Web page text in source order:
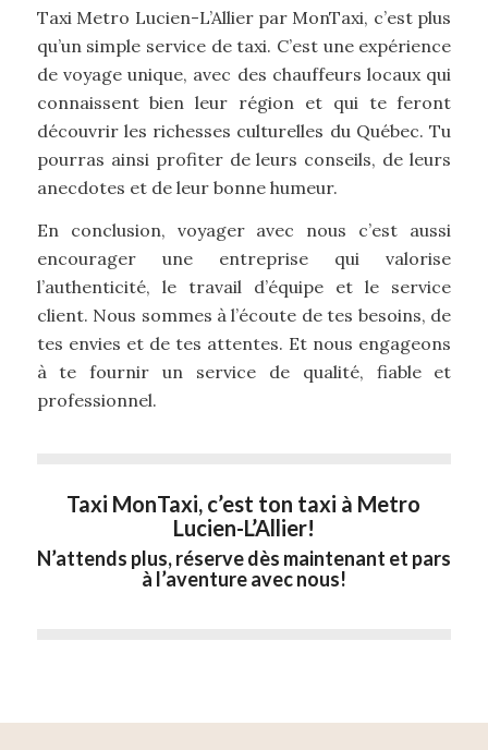
Taxi Metro Lucien-L’Allier par MonTaxi, c’est plus
qu’un simple service de taxi. C’est une expérience
de voyage unique, avec des chauffeurs locaux qui
connaissent bien leur région et qui te feront
découvrir les richesses culturelles du Québec. Tu
pourras ainsi profiter de leurs conseils, de leurs
anecdotes et de leur bonne humeur.
En conclusion, voyager avec nous c’est aussi
encourager une entreprise qui valorise
l’authenticité, le travail d’équipe et le service
client. Nous sommes à l’écoute de tes besoins, de
tes envies et de tes attentes. Et nous engageons
à te fournir un service de qualité, fiable et
professionnel.
Taxi MonTaxi, c’est ton taxi à Metro
Lucien-L’Allier!
N’attends plus, réserve dès maintenant et pars
à l’aventure avec nous!